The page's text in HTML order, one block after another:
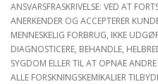
ANSVARSFRASKRIVELSE: VED AT
ANERKENDER OG ACCEPTERER
MENNESKELIG FORBRUG, IKKE
DIAGNOSTICERE, BEHANDLE,
SYGDOM ELLER TIL AT OPNAE
ALLE FORSKNINGSKEMIKALIER